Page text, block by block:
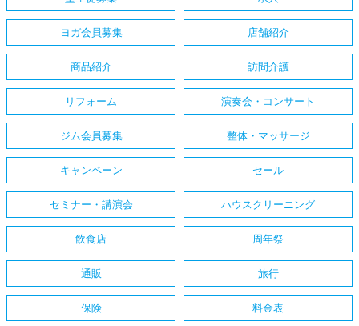
ヨガ会員募集 店舗紹介
商品紹介 訪問介護
リフォーム 演奏会・コンサート
ジム会員募集 整体・マッサージ
キャンペーン セール
セミナー・講演会 ハウスクリーニング
飲食店 周年祭
通販 旅行
保険 料金表